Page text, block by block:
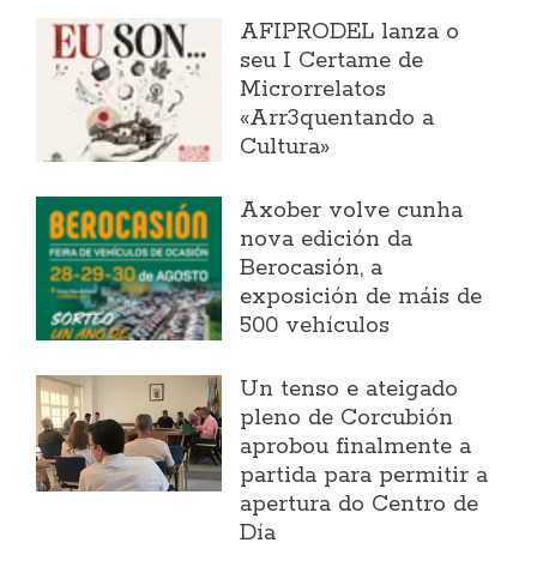
AFIPRODEL lanza o
seu I Certame de
Microrrelatos
«Arr3quentando a
Cultura»
Axober volve cunha
nova edición da
Berocasión, a
exposición de máis de
500 vehículos
Un tenso e ateigado
pleno de Corcubión
aprobou finalmente a
partida para permitir a
apertura do Centro de
Día